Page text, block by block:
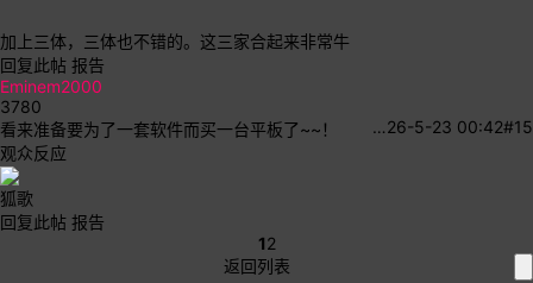
加上三体，三体也不错的。这三家合起来非常牛
回复此帖 报告
Eminem2000
3780
#15
26-5-23 00:42
…
看来准备要为了一套软件而买一台平板了~~！
观众反应
狐歌
回复此帖 报告
12
返回列表